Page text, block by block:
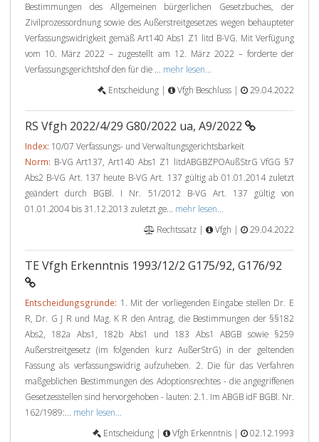
Bestimmungen des Allgemeinen bürgerlichen Gesetzbuches, der
Zivilprozessordnung sowie des Außerstreitgesetzes wegen behaupteter
Verfassungswidrigkeit gemäß Art140 Abs1 Z1 litd B-VG. Mit Verfügung
vom 10. März 2022 – zugestellt am 12. März 2022 – forderte der
Verfassungsgerichtshof den für die ... mehr lesen...
Entscheidung |
Vfgh Beschluss | 29.04.2022
RS Vfgh 2022/4/29 G80/2022 ua, A9/2022
Index: 10/07 Verfassungs- und Verwaltungsgerichtsbarkeit
Norm: B-VG Art137, Art140 Abs1 Z1 litdABGBZPOAußStrG VfGG §7
Abs2 B-VG Art. 137 heute B-VG Art. 137 gültig ab 01.01.2014 zuletzt
geändert durch BGBl. I Nr. 51/2012 B-VG Art. 137 gültig von
01.01.2004 bis 31.12.2013 zuletzt ge... mehr lesen...
Rechtssatz |
Vfgh | 29.04.2022
TE Vfgh Erkenntnis 1993/12/2 G175/92, G176/92
Entscheidungsgründe: 1. Mit der vorliegenden Eingabe stellen Dr. E
R, Dr. G J R und Mag. K R den Antrag, die Bestimmungen der §§182
Abs2, 182a Abs1, 182b Abs1 und 183 Abs1 ABGB sowie §259
Außerstreitgesetz (im folgenden kurz AußerStrG) in der geltenden
Fassung als verfassungswidrig aufzuheben. 2. Die für das Verfahren
maßgeblichen Bestimmungen des Adoptionsrechtes - die angegriffenen
Gesetzesstellen sind hervorgehoben - lauten: 2.1. Im ABGB idF BGBl. Nr.
162/1989:... mehr lesen...
Entscheidung |
Vfgh Erkenntnis | 02.12.1993